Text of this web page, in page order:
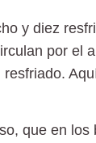
y diez
por el
que en los